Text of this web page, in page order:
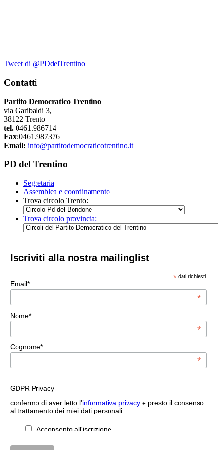
Tweet di @PDdelTrentino
Contatti
Partito Democratico Trentino
via Garibaldi 3,
38122 Trento
tel. 0461.986714
Fax:0461.987376
Email: info@partitodemocraticotrentino.it
PD del Trentino
Segretaria
Assemblea e coordinamento
Trova circolo Trento:
Trova circolo provincia:
Iscriviti alla nostra mailinglist
* dati richiesti
Email*
*
Nome*
*
Cognome*
*
GDPR Privacy
confermo di aver letto l'informativa privacye presto il consenso
al trattamento dei miei dati personali
Acconsento all'iscrizione